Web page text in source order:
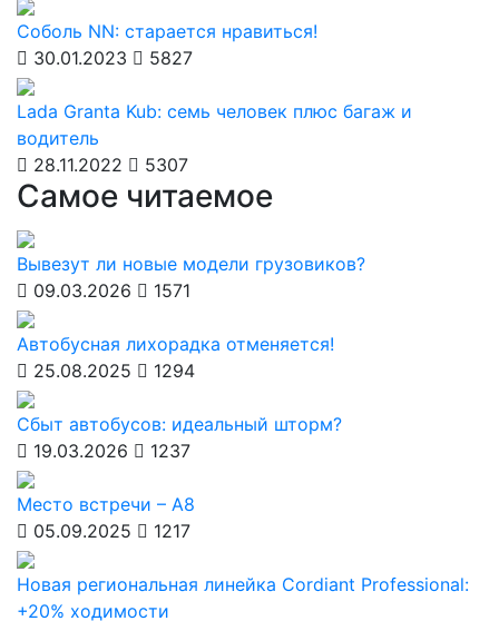
Соболь NN: старается нравиться!
30.01.2023
5827
Lada Granta Kub: семь человек плюс багаж и
водитель
28.11.2022
5307
Самое читаемое
Вывезут ли новые модели грузовиков?
09.03.2026
1571
Автобусная лихорадка отменяется!
25.08.2025
1294
Сбыт автобусов: идеальный шторм?
19.03.2026
1237
Место встречи – А8
05.09.2025
1217
Новая региональная линейка Cordiant Professional:
+20% ходимости